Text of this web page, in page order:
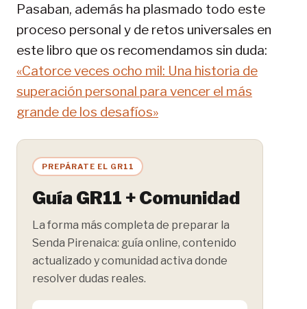
Pasaban, además ha plasmado todo este
proceso personal y de retos universales en
este libro que os recomendamos sin duda:
«Catorce veces ocho mil: Una historia de
superación personal para vencer el más
grande de los desafíos»
PREPÁRATE EL GR11
Guía GR11 + Comunidad
La forma más completa de preparar la
Senda Pirenaica: guía online, contenido
actualizado y comunidad activa donde
resolver dudas reales.